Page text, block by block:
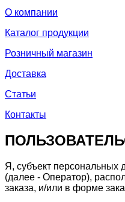
О компании
Каталог продукции
Розничный магазин
Доставка
Статьи
Контакты
Я, субъект
(далее - Оператор),
заказа, и/или в форме